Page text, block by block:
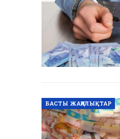
БАСТЫ ЖАҢАЛЫҚТАР